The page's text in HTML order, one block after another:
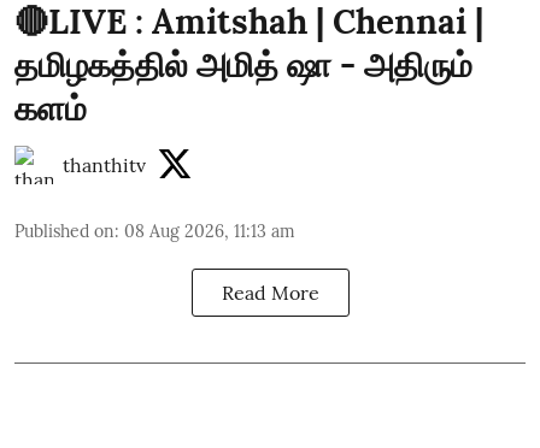
🔴LIVE : Amitshah | Chennai |
தமிழகத்தில் அமித் ஷா - அதிரும்
களம்
thanthitv
Published on: 08 Aug 2026, 11:13 am
Read More